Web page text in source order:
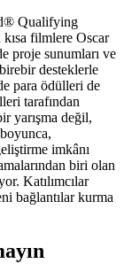
Qualifying
filmlere Oscar
proje sunumları ve
desteklerle
para ödülleri de
tarafından
yarışma değil,
imkânı
biri olan
Katılımcılar
bağlantılar kurma